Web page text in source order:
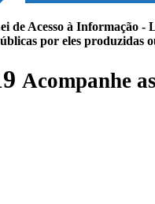
de Acesso à
por eles produzidas
Acompanhe